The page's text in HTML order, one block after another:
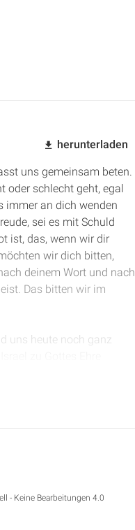
herunterladen
uns gemeinsam beten.
oder schlecht geht, egal
immer an dich wenden
sei es mit Schuld
ist, das, wenn wir dir
wir dich bitten,
deinem Wort und nach
Das bitten wir im
uns heute noch ganz
glaube ich, ein Ausdruck
- Keine Bearbeitungen 4.0